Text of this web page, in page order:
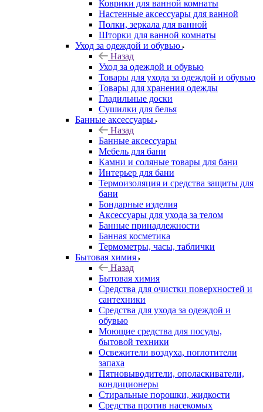
Коврики для ванной комнаты
Настенные аксессуары для ванной
Полки, зеркала для ванной
Шторки для ванной комнаты
Уход за одеждой и обувью
Назад
Уход за одеждой и обувью
Товары для ухода за одеждой и обувью
Товары для хранения одежды
Гладильные доски
Сушилки для белья
Банные аксессуары
Назад
Банные аксессуары
Мебель для бани
Камни и соляные товары для бани
Интерьер для бани
Термоизоляция и средства защиты для
бани
Бондарные изделия
Аксеcсуары для ухода за телом
Банные принадлежности
Банная косметика
Термометры, часы, таблички
Бытовая химия
Назад
Бытовая химия
Средства для очистки поверхностей и
сантехники
Средства для ухода за одеждой и
обувью
Моющие средства для посуды,
бытовой техники
Освежители воздуха, поглотители
запаха
Пятновыводители, ополаскиватели,
кондиционеры
Стиральные порошки, жидкости
Средства против насекомых